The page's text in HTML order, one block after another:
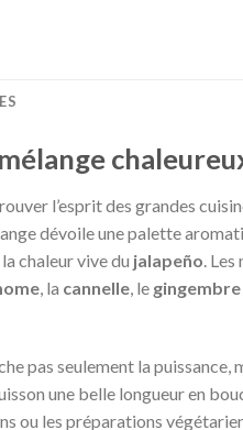
l’esprit des grandes
dévoile une palette
chaleur vive du jalapeño.
, la cannelle, le gingembre
pas seulement la
une belle longueur en
ou les préparations